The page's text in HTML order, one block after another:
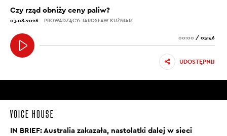
Czy rząd obniży ceny paliw?
03.08.2026 PROWADZĄCY: JAROSŁAW KUŹNIAR
00:00 / 05:46
UDOSTĘPNIJ
IN BRIEF: Australia zakazała, nastolatki dalej w sieci